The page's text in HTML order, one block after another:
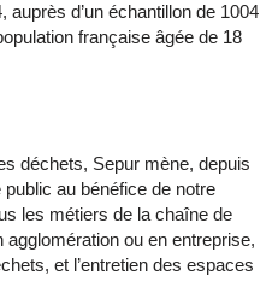
d’un échantillon de 1004
française âgée de 18
déchets, Sepur mène, depuis
au bénéfice de notre
les métiers de la chaîne de
ou en entreprise,
et l’entretien des espaces